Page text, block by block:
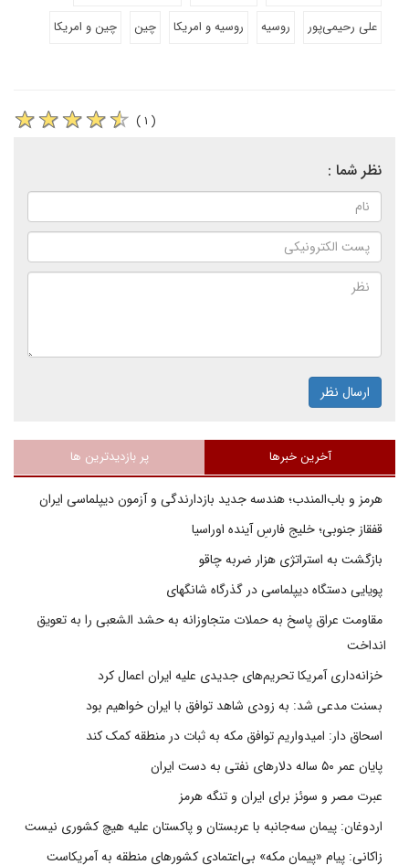
علی رحیمی‌پور
روسیه روسیه و امریکا چین چین و امریکا
( ۱ )
نظر شما :
ارسال نظر
آخرین خبرها پر بازدیدترین ها
هرمز و باب‌المندب؛ هندسه جدید بازدارندگی و آزمون دیپلماسی ایران
قفقاز جنوبی؛ خلیج فارسِ آینده اوراسیا
بازگشت به استراتژی هزار ضربه چاقو
پویایی دستگاه دیپلماسی در گذرگاه شانگهای
مقاومت عراق پاسخ به حملات متجاوزانه به حشد الشعبی را به تعویق
انداخت
خزانه‌داری آمریکا تحریم‌های جدیدی علیه ایران اعمال کرد
بسنت مدعی شد: به زودی شاهد توافق با ایران خواهیم بود
اسحاق دار: امیدواریم توافق مکه به ثبات در منطقه کمک کند
پایان عمر ۵۰ ساله دلارهای نفتی به دست ایران
عبرت مصر و سوئز برای ایران و تنگه هرمز
اردوغان: پیمان سه‌جانبه با عربستان و پاکستان علیه هیچ کشوری نیست
زاکانی: پیام «پیمان مکه» بی‌اعتمادی کشورهای منطقه به آمریکاست